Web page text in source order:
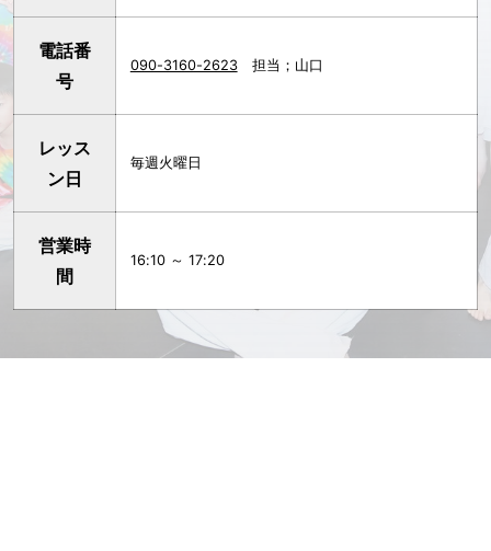
電話番
号
090-3160-2623担当；山口
レッス
ン日
毎週火曜日
営業時
間
16:10 ～ 17:20